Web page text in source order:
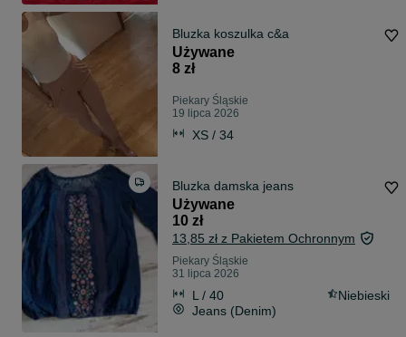
Bluzka koszulka c&a
Używane
8 zł
Piekary Śląskie
19 lipca 2026
XS / 34
Bluzka damska jeans
Używane
10 zł
13,85 zł z Pakietem Ochronnym
Piekary Śląskie
31 lipca 2026
L / 40
Niebieski
Jeans (Denim)